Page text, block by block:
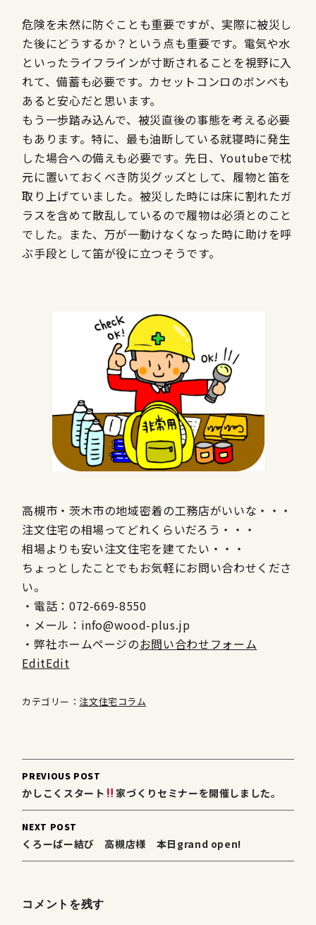
危険を未然に防ぐことも重要ですが、実際に被災し
た後にどうするか？という点も重要です。電気や水
といったライフラインが寸断されることを視野に入
れて、備蓄も必要です。カセットコンロのボンベも
あると安心だと思います。
もう一歩踏み込んで、被災直後の事態を考える必要
もあります。特に、最も油断している就寝時に発生
した場合への備えも必要です。先日、Youtubeで枕
元に置いておくべき防災グッズとして、履物と笛を
取り上げていました。被災した時には床に割れたガ
ラスを含めて散乱しているので履物は必須とのこと
でした。また、万が一動けなくなった時に助けを呼
ぶ手段として笛が役に立つそうです。
高槻市・茨木市の地域密着の工務店がいいな・・・
注文住宅の相場ってどれくらいだろう・・・
相場よりも安い注文住宅を建てたい・・・
ちょっとしたことでもお気軽にお問い合わせくださ
い。
・電話：072-669-8550
・メール：info@wood-plus.jp
・弊社ホームページのお問い合わせフォーム
EditEdit
カテゴリー： 注文住宅コラム
Post
navigation
PREVIOUS POST
かしこくスタート 家づくりセミナーを開催しました。
NEXT POST
くろーばー結び 高槻店様 本日grand open!
コメントを残す